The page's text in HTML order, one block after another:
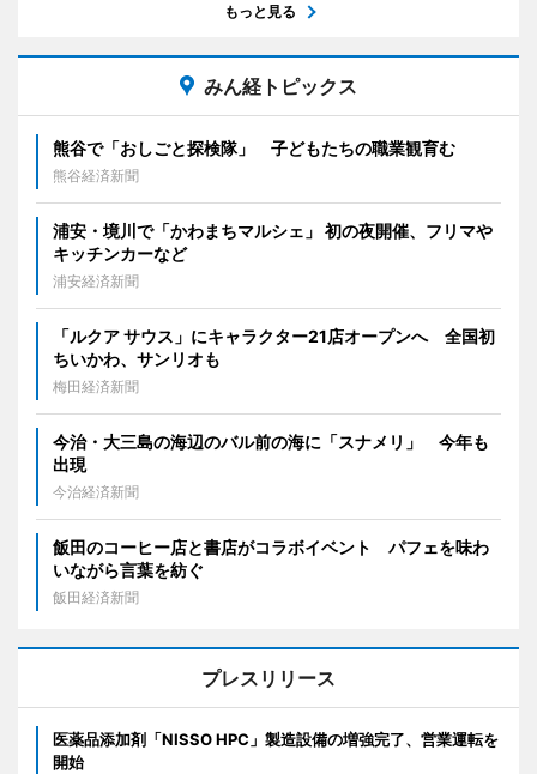
もっと見る
みん経トピックス
熊谷で「おしごと探検隊」 子どもたちの職業観育む
熊谷経済新聞
浦安・境川で「かわまちマルシェ」 初の夜開催、フリマや
キッチンカーなど
浦安経済新聞
「ルクア サウス」にキャラクター21店オープンへ 全国初
ちいかわ、サンリオも
梅田経済新聞
今治・大三島の海辺のバル前の海に「スナメリ」 今年も
出現
今治経済新聞
飯田のコーヒー店と書店がコラボイベント パフェを味わ
いながら言葉を紡ぐ
飯田経済新聞
プレスリリース
医薬品添加剤「NISSO HPC」製造設備の増強完了、営業運転を
開始